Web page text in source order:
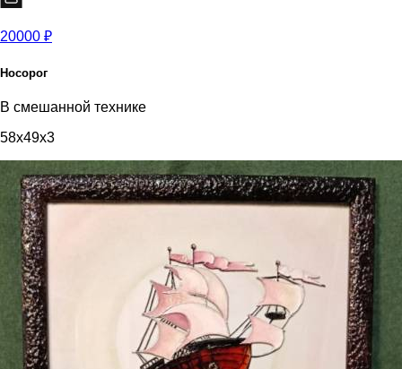
20000 ₽
Носорог
В смешанной технике
58x49x3